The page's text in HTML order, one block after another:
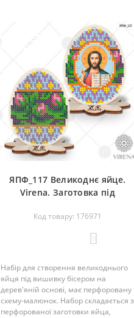
ЯПФ_117 Великоднє яйце.
Virena. Заготовка під
Код товару: 176971
Набір для створення великоднього
яйця під вишивку бісером на
дерев'яній основі, має перфоровану
схему-малюнок. Набор складається з
перфорованої заготовки яйца,